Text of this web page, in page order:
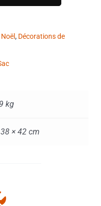
, Décorations de
kg
× 42 cm